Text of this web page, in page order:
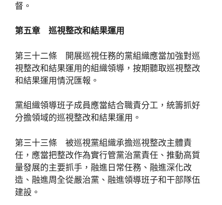
督。
第五章 巡視整改和結果運用
第三十二條 開展巡視任務的黨組織應當加強對巡
視整改和結果運用的組織領導，按期聽取巡視整改
和結果運用情況匯報。
黨組織領導班子成員應當結合職責分工，統籌抓好
分擔領域的巡視整改和結果運用。
第三十三條 被巡視黨組織承擔巡視整改主體責
任，應當把整改作為實行管黨治黨責任、推動高質
量發展的主要抓手，融進日常任務、融進深化改
造、融進周全從嚴治黨、融進領導班子和干部隊伍
建設。